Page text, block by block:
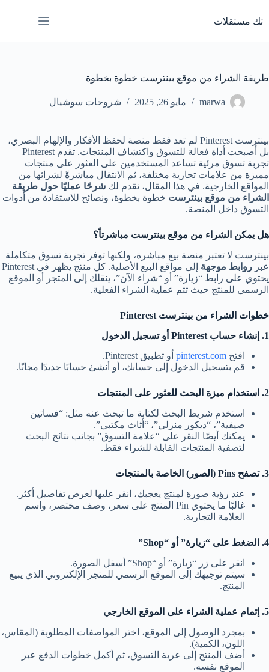
إلى
المحتوى
تك مستقلات
طريقة الشراء من موقع بينترست خطوة بخطوة
marwa مايو 26, 2025 شروحات سوشيال
بينترست Pinterest لم تعد فقط منصة لحفظ الأفكار والإلهام البصري،
بل أصبحت أداة فعالة للتسوق واكتشاف المنتجات. تقدم Pinterest
تجربة تسوق مرئية تساعد المستخدمين على العثور على منتجات
مميزة من علامات تجارية مختلفة، ثم الانتقال مباشرةً لشرائها من
المواقع الخارجية. في هذا المقال، نقدم لك شرحًا عمليًا حول طريقة
الشراء من موقع بينترست خطوة بخطوة، ونصائح للاستفادة من أدوات
التسوق داخل المنصة.
هل يمكن الشراء من موقع بينترست مباشرتاً؟
بينترست لا تعتبر منصة بيع مباشرة، ولكنها توفر تجربة تسوق متكاملة
عبر روابط موجهة
إلى مواقع البيع الأصلية. كل منتج يظهر في Pinterest
يحتوي على رابط “زيارة” أو “شراء الآن”، ينقلك إلى المتجر أو الموقع
الرسمي للمنتج حيث تتم عملية الشراء الفعلية.
خطوات الشراء من بينترست Pinterest
1. إنشاء حساب Pinterest أو تسجيل الدخول
افتح pinterest.com أو تطبيق Pinterest.
قم بتسجيل الدخول إلى حسابك، أو أنشئ حسابًا جديدًا مجانًا.
2. استخدام ميزة البحث للعثور على المنتجات
استخدم شريط البحث لكتابة ما تبحث عنه مثل: “فساتين
صيفية”، “ديكور منزلي”، “أثاث مكتبي”.
يمكنك أيضًا النقر على “علامة التسوق” بجانب نتائج البحث
لتصفية المنتجات القابلة للشراء فقط.
3. تصفح Pins (الصور) الخاصة بالمنتجات
عند رؤية صورة لمنتج يعجبك، انقر عليها لعرض تفاصيل أكثر.
غالبًا ما يحتوي Pin المنتج على سعر، وصف مختصر، واسم
العلامة التجارية.
4. الضغط على “زيارة” أو “Shop”
انقر على زر “زيارة” أو “Shop” أسفل الصورة.
سيتم توجيهك إلى الموقع الرسمي للمتجر الإلكتروني الذي يبيع
المنتج.
5. إتمام عملية الشراء على الموقع الخارجي
بمجرد الوصول إلى الموقع، اختر المواصفات المطلوبة (المقاس،
اللون، الكمية).
أضف المنتج إلى عربة التسوق، ثم أكمل خطوات الدفع عبر
الموقع نفسه.